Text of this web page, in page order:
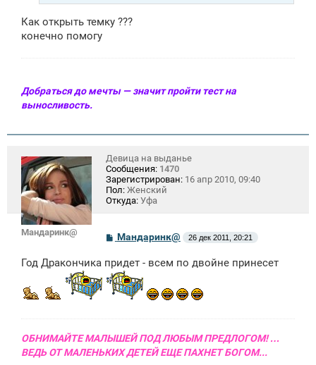
Как открыть темку ???
конечно помогу
Добраться до мечты — значит пройти тест на
выносливость.
Мандаринк@
Девица на выданье
Сообщения: 1470
Зарегистрирован: 16 апр 2010, 09:40
Пол: Женский
Откуда: Уфа
С
б
щ
е
н
Мандаринк@ 26 дек 2011, 20:21
Год Дракончика придет - всем по двойне принесет
ОБНИМАЙТЕ МАЛЫШЕЙ ПОД ЛЮБЫМ ПРЕДЛОГОМ! …
ВЕДЬ ОТ МАЛЕНЬКИХ ДЕТЕЙ ЕЩЕ ПАХНЕТ БОГОМ...